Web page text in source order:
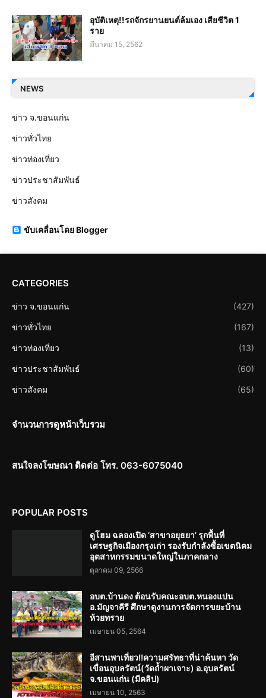
อุบัติเหตุ!!รถจักรยานยนต์ล้มเอง เสียชีวิต 1
ราย
มีนาคม 15, 2562
NEWS
ข่าว จ.ขอนแก่น
ข่าวทั่วไทย
ข่าวท่องเที่ยว
ข่าวประชาสัมพันธ์
ข่าวสังคม
ขับเคลื่อนโดย Blogger
CATEGORIES
ข่าว จ.ขอนแก่น (427)
ข่าวทั่วไทย (167)
ข่าวท่องเที่ยว (13)
ข่าวประชาสัมพันธ์ (60)
ข่าวสังคม (65)
จำนวนการดูหน้าเว็บรวม
สนใจลงโฆษณา ติดต่อ โทร. 063-6075040
POPULAR POSTS
ดูโฮม ฉลองเปิด ‘สาขาอยุธยา’ รุกพื้นที่
เศรษฐกิจเมืองกรุงเก่า รองรับกำลังซื้อเขตนิคม
อุตสาหกรรมขนาดใหญ่ในภาคกลาง
ตุลาคม 09, 2566
อบต.บ้านดง ต้อนรับคณะอบต.หนองแปน
อ.มัญจาคีรี ศึกษาดูงานการจัดการขยะบ้าน
ห้วยทราย
เมษายน 05, 2564
อีสานพาเที่ยว!!ความศรัทธาที่น่าค้นหา วัด
เขื่อนอุบลรัตน์(วัดถ้ำผาเจาะ) อ.อุบลรัตน์
จ.ขอนแก่น (มีคลิป)
เมษายน 10, 2563